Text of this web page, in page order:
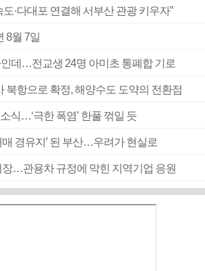
도·다대포 연결해 서부산 관광 키우자”
8월 7일
데…전교생 24명 아미초 통폐합 기로
북항으로 확정, 해양수도 도약의 전환점
식…‘극한 폭염’ 한풀 꺾일 듯
매 경유지’ 된 부산…우려가 현실로
장…관용차 규정에 막힌 지역기업 응원